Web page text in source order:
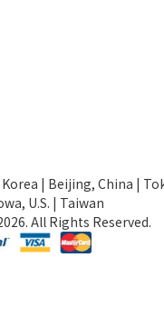
Korea | Beijing, China |
U.S. | Taiwan
All Rights Reserved.